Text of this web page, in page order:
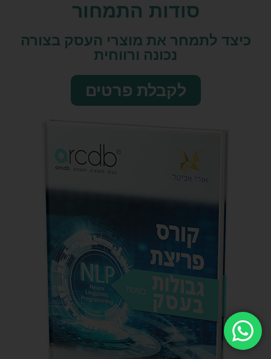
סודות התמחור
כיצד לתמחר את מוצרי העסק בצורה
נכונה ורווחית
לקבלת פרטים